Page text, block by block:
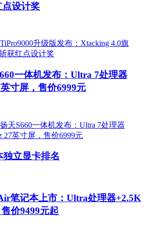
点设计奖
一体机发布：Ultra 7处理器
寸屏，售价6999元
独立显卡排名
笔记本上市：Ultra处理器+2.5K
价9499元起